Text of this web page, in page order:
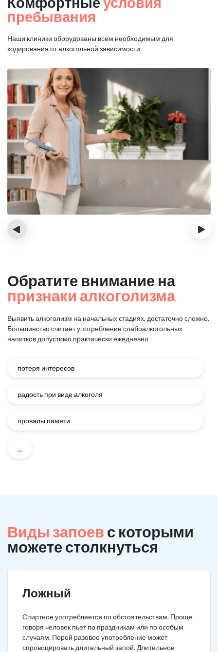
пребывания
Наши клиники оборудованы всем необходимым для
кодирования от алкогольной зависимости
‹ ›
Обратите внимание на
признаки алкоголизма
Выявить алкоголизм на начальных стадиях, достаточно сложно.
Большинство считает употребление слабоалкогольных
напитков допустимо практически ежедневно
потеря интересов
радость при виде алкоголя
провалы памяти
...
Виды запоев с которыми
можете столкнуться
Ложный
Спиртное употребляется по обстоятельствам. Проще
говоря человек пьет по праздникам или по особым
случаям. Порой разовое употребление может
спровоцировать длительный запой. Длительное